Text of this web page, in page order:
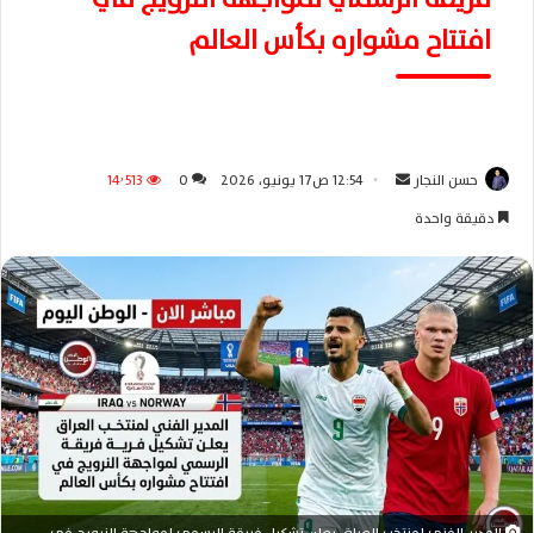
افتتاح مشواره بكأس العالم
حسن النجار
ل
ر
ي
د
ا
إ
ك
12:54 ص17 يونيو، 2026 0
14٬513
دقيقة واحدة